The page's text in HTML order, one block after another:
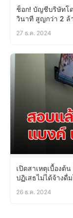
ช็อก! บัญชีบริษัทโ
วินาที สูญกว่า 2 ล้
27 ธ.ค. 2024
เปิดสาเหตุเบื้องต้
ปฏิเสธไม่ได้จ้างดื่
26 ธ.ค. 2024